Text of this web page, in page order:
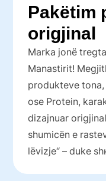
Pakëtim
origjinal
Marka jonë
Manastirit!
produkteve
ose Protein,
dizajnuar
shumicën e
lëvizje“ – duke